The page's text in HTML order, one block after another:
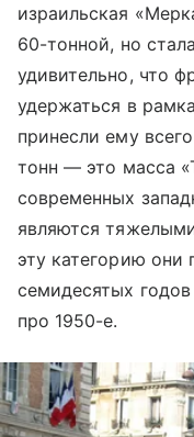
израильская
60-тонной, но
удивительно, что
удержаться в
принесли ему
тонн — это масса
современных
являются
эту категорию они
семидесятых
про 1950-е.